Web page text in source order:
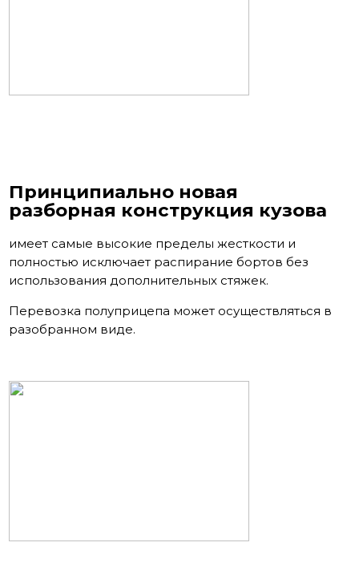
Принципиально новая
разборная конструкция кузова
имеет самые высокие пределы жесткости и
полностью исключает распирание бортов без
использования дополнительных стяжек.
Перевозка полуприцепа может осуществляться в
разобранном виде.